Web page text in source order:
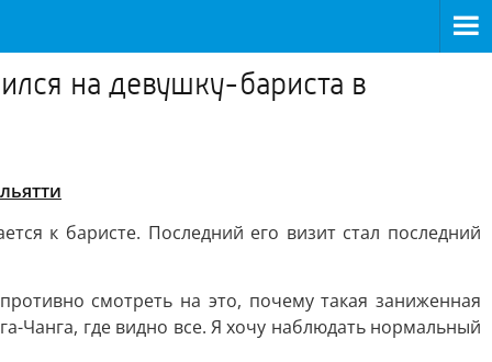
на девушку-бариста в
к баристе. Последний его визит стал последний
смотреть на это, почему такая заниженная
Чанга, где видно все. Я хочу наблюдать нормальный